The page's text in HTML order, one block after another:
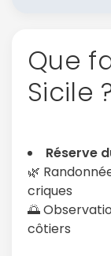
Que
Sicile
Réserve
🌿
criques
🌅
côtiers